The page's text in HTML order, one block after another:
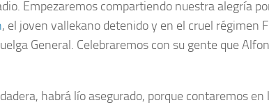
Empezaremos compartiendo nuestra alegría
, el joven vallekano detenido y en el cruel régimen
General. Celebraremos con su gente que
habrá lío asegurado, porque contaremos en